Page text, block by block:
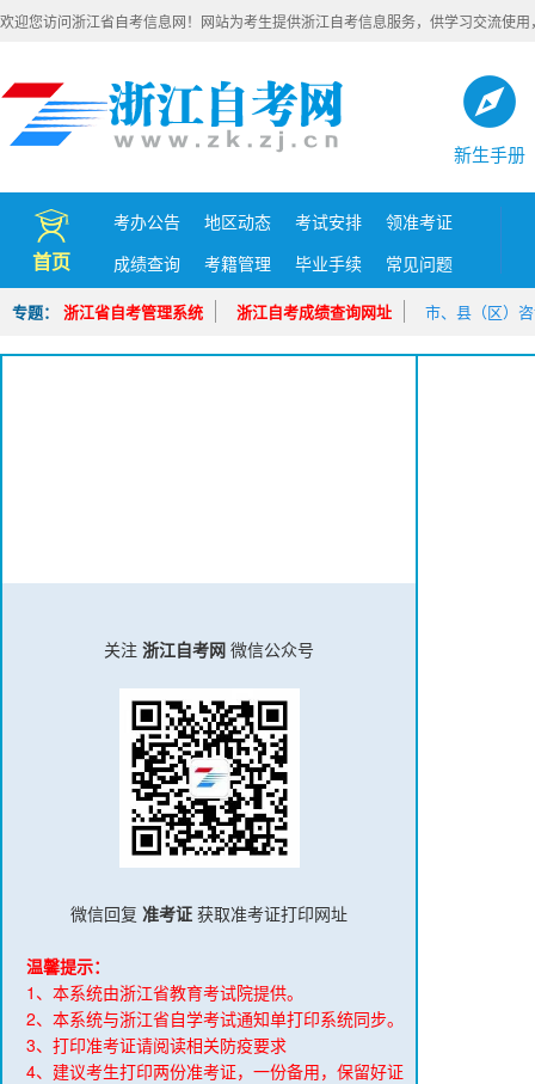
欢迎您访问浙江省自考信息网！网站为考生提供浙江自考信息服务，供学习交流使
新生手册
首页
考办公告 地区动态 考试安排
领准考证
成绩查询
考籍管理 毕业手续 常见问题
专题： 浙江省自考管理系统 浙江自考成绩查询网址 市、县（区）
关注 浙江自考网 微信公众号
微信回复 准考证 获取准考证打印网址
温馨提示：
1、本系统由浙江省教育考试院提供。
2、本系统与浙江省自学考试通知单打印系统同步。
3、打印准考证请阅读相关防疫要求
4、建议考生打印两份准考证，一份备用，保留好证